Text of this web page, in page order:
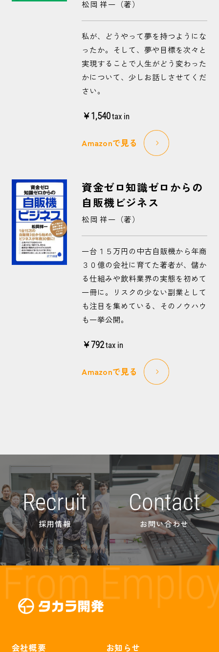
松岡 祥一（著）
私が、どうやって夢を持つようにな
ったか。そして、夢や目標を次々と
実現することで人生がどう変わった
かについて、少しお話しさせてくだ
さい。
￥1,540tax in
Amazonで見る
資金ゼロ知識ゼロからの
自販機ビジネス
松岡 祥一（著）
一台１５万円の中古自販機から年商
３０億の会社に育てた著者が、儲か
る仕組みや飲料業界の実態を初めて
一冊に。リスクの少ない副業として
も注目を集めている、そのノウハウ
も一挙公開。
￥792tax in
Amazonで見る
Recruit
採用情報
Contact
お問い合わせ
会社概要 お知らせ